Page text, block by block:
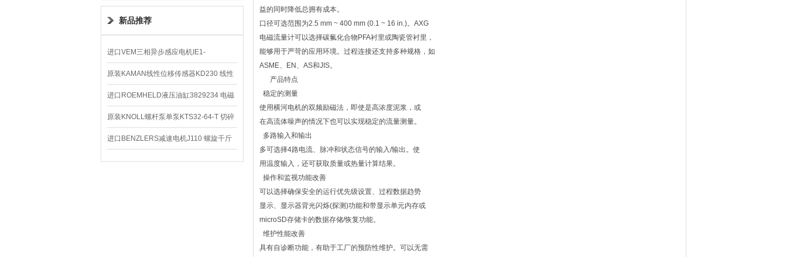
新品推荐
进口VEM三相异步感应电机IE1-
K21R80G4马达
原装KAMAN线性位移传感器KD230 线性
编码器
进口ROEMHELD液压油缸3829234 电磁
阀定位器
原装KNOLL螺杆泵单泵KTS32-64-T 切碎
排屑机
进口BENZLERS减速电机J110 螺旋千斤
顶BD-58
益的同时降低总拥有成本。
口径可选范围为2.5 mm ~ 400 mm (0.1 ~ 16 in.)。AXG
电磁流量计可以选择碳氟化合物PFA衬里或陶瓷管衬里，
能够用于严苛的应用环境。过程连接还支持多种规格，如
ASME、EN、AS和JIS。
产品特点
稳定的测量
使用横河电机的双频励磁法，即使是高浓度泥浆，或
在高流体噪声的情况下也可以实现稳定的流量测量。
多路输入和输出
多可选择4路电流、脉冲和状态信号的输入/输出。使
用温度输入，还可获取质量或热量计算结果。
操作和监视功能改善
可以选择确保安全的运行优先级设置、过程数据趋势
显示、显示器背光闪烁(探测)功能和带显示单元内存或
microSD存储卡的数据存储/恢复功能。
维护性能改善
具有自诊断功能，有助于工厂的预防性维护。可以无需